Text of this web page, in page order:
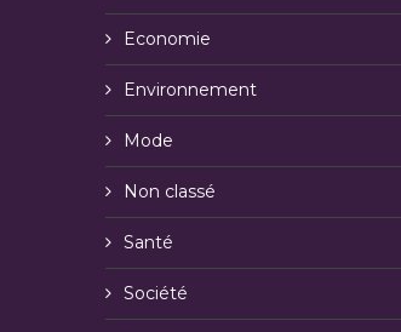
Economie
Environnement
Mode
Non classé
Santé
Société